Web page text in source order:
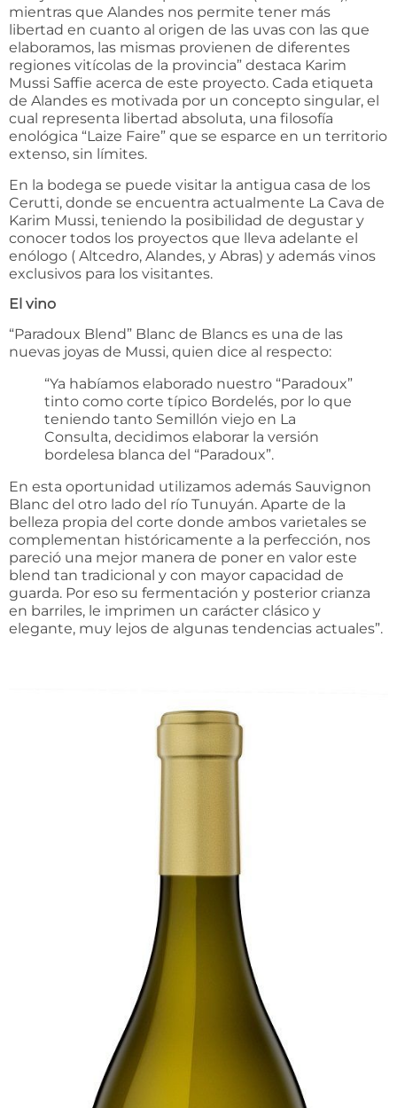
mientras que Alandes nos permite tener más
libertad en cuanto al origen de las uvas con las que
elaboramos, las mismas provienen de diferentes
regiones vitícolas de la provincia” destaca Karim
Mussi Saffie acerca de este proyecto. Cada etiqueta
de Alandes es motivada por un concepto singular, el
cual representa libertad absoluta, una filosofía
enológica “Laize Faire” que se esparce en un territorio
extenso, sin límites.
En la bodega se puede visitar la antigua casa de los
Cerutti, donde se encuentra actualmente La Cava de
Karim Mussi, teniendo la posibilidad de degustar y
conocer todos los proyectos que lleva adelante el
enólogo ( Altcedro, Alandes, y Abras) y además vinos
exclusivos para los visitantes.
El vino
“Paradoux Blend” Blanc de Blancs es una de las
nuevas joyas de Mussi, quien dice al respecto:
“Ya habíamos elaborado nuestro “Paradoux”
tinto como corte típico Bordelés, por lo que
teniendo tanto Semillón viejo en La
Consulta, decidimos elaborar la versión
bordelesa blanca del “Paradoux”.
En esta oportunidad utilizamos además Sauvignon
Blanc del otro lado del río Tunuyán. Aparte de la
belleza propia del corte donde ambos varietales se
complementan históricamente a la perfección, nos
pareció una mejor manera de poner en valor este
blend tan tradicional y con mayor capacidad de
guarda. Por eso su fermentación y posterior crianza
en barriles, le imprimen un carácter clásico y
elegante, muy lejos de algunas tendencias actuales”.